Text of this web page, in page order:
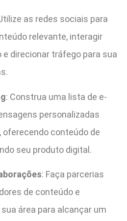
as redes sociais para
relevante, interagir
e direcionar tráfego para sua
: Construa uma lista de e-
personalizadas
oferecendo conteúdo de
seu produto digital.
: Faça parcerias
de conteúdo e
área para alcançar um